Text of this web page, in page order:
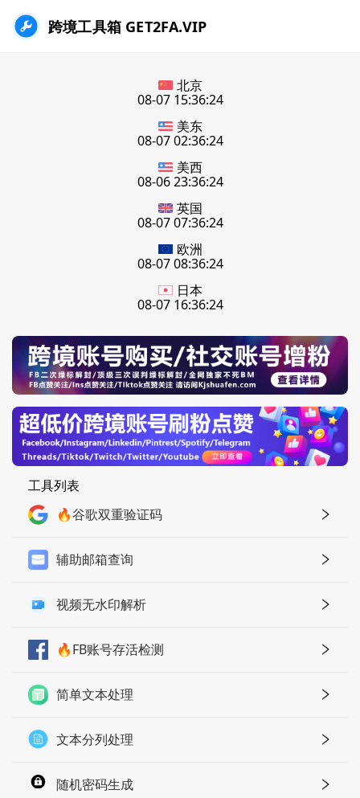
跨境工具箱 GET2FA.VIP
北京
08-07 15:36:25
美东
08-07 02:36:25
美西
08-06 23:36:25
英国
08-07 07:36:25
欧洲
08-07 08:36:25
日本
08-07 16:36:25
工具列表
🔥谷歌双重验证码
辅助邮箱查询
视频无水印解析
🔥FB账号存活检测
简单文本处理
文本分列处理
随机密码生成